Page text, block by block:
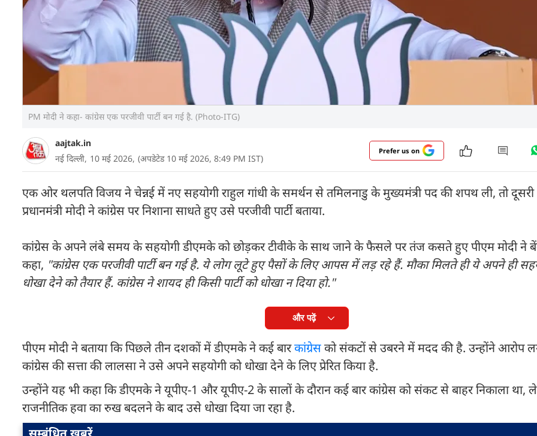
PM मोदी ने कहा- कांग्रेस एक परजीवी पार्टी बन गई है. (Photo-ITG)
aajtak.in
नई दिल्ली, 10 मई 2026, (अपडेटेड 10 मई 2026, 8:49 PM IST)
Prefer us on
एक ओर थलपति विजय ने चेन्नई में नए सहयोगी राहुल गांधी के समर्थन से तमिलनाडु के मुख्यमंत्री पद की शपथ ली, तो
प्रधानमंत्री मोदी ने कांग्रेस पर निशाना साधते हुए उसे परजीवी पार्टी बताया.
कांग्रेस के अपने लंबे समय के सहयोगी डीएमके को छोड़कर टीवीके के साथ जाने के फैसले पर तंज कसते हुए पीएम मोदी ने
कहा, "कांग्रेस एक परजीवी पार्टी बन गई है. ये लोग लूटे हुए पैसों के लिए आपस में लड़ रहे हैं. मौका मिलते ही ये अपने ही
धोखा देने को तैयार हैं. कांग्रेस ने शायद ही किसी पार्टी को धोखा न दिया हो."
और पढ़ें
पीएम मोदी ने बताया कि पिछले तीन दशकों में डीएमके ने कई बारकांग्रेसको संकटों से उबरने में मदद की है. उन्होंने आरोप
कांग्रेस की सत्ता की लालसा ने उसे अपने सहयोगी को धोखा देने के लिए प्रेरित किया है.
उन्होंने यह भी कहा कि डीएमके ने यूपीए-1 और यूपीए-2 के सालों के दौरान कई बार कांग्रेस को संकट से बाहर निकाला था,
राजनीतिक हवा का रुख बदलने के बाद उसे धोखा दिया जा रहा है.